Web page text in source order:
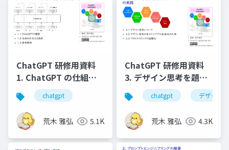
ChatGPT 研修用資料
1. ChatGPT の仕組み
と基本的な使い⽅
chatgpt
荒木 雅弘 5.1K
ChatGPT 研修用資料
3. デザイン思考を題材
としたプロンプトエン
ジニアリングの実践
chatgpt デザイン
荒木 雅弘 4.3K